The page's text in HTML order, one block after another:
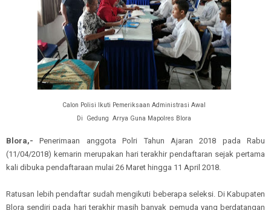
Calon Polisi Ikuti Pemeriksaan Administrasi Awal
Di Gedung Arrya Guna Mapolres Blora
Blora,- Penerimaan anggota Polri Tahun Ajaran 2018 pada Rabu
(11/04/2018) kemarin merupakan hari terakhir pendaftaran sejak pertama
kali dibuka pendaftaraan mulai 26 Maret hingga 11 April 2018.
Ratusan lebih pendaftar sudah mengikuti beberapa seleksi. Di Kabupaten
Blora sendiri pada hari terakhir masih banyak pemuda yang berdatangan